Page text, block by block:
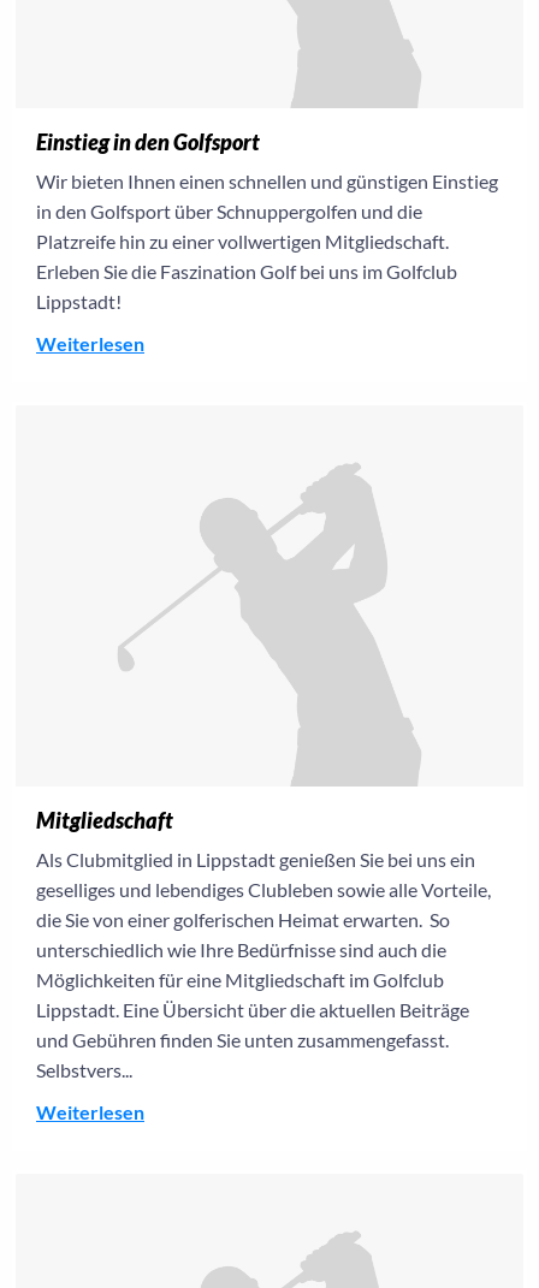
Einstieg in den Golfsport
Wir bieten Ihnen einen schnellen und günstigen Einstieg
in den Golfsport über Schnuppergolfen und die
Platzreife hin zu einer vollwertigen Mitgliedschaft.
Erleben Sie die Faszination Golf bei uns im Golfclub
Lippstadt!
Weiterlesen
Mitgliedschaft
Als Clubmitglied in Lippstadt genießen Sie bei uns ein
geselliges und lebendiges Clubleben sowie alle Vorteile,
die Sie von einer golferischen Heimat erwarten. So
unterschiedlich wie Ihre Bedürfnisse sind auch die
Möglichkeiten für eine Mitgliedschaft im Golfclub
Lippstadt. Eine Übersicht über die aktuellen Beiträge
und Gebühren finden Sie unten zusammengefasst.
Selbstvers...
Weiterlesen